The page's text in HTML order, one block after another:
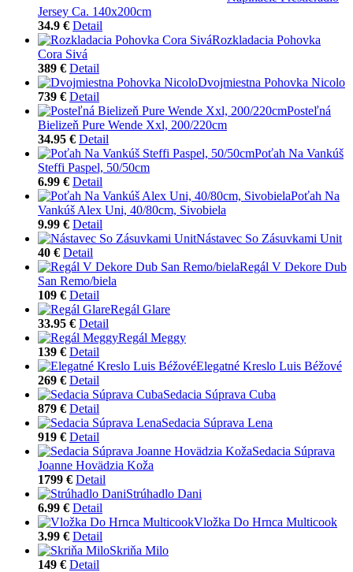
Jersey Ca. 140x200cm
34.9 € Detail
Rozkladacia Pohovka
Cora Sivá
389 € Detail
Dvojmiestna Pohovka Nicolo
739 € Detail
Posteľná
Bielizeň Pure Wende Xxl, 200/220cm
34.95 € Detail
Poťah Na Vankúš
Steffi Paspel, 50/50cm
6.99 € Detail
Poťah Na
Vankúš Alex Uni, 40/80cm, Sivobiela
9.99 € Detail
Nástavec So Zásuvkami Unit
40 € Detail
Regál V Dekore Dub
San Remo/biela
109 € Detail
Regál Glare
33.95 € Detail
Regál Meggy
139 € Detail
Elegatné Kreslo Luis Béžové
269 € Detail
Sedacia Súprava Cuba
879 € Detail
Sedacia Súprava Lena
919 € Detail
Sedacia Súprava
Joanne Hovädzia Koža
1799 € Detail
Strúhadlo Dani
6.99 € Detail
Vložka Do Hrnca Multicook
3.99 € Detail
Skriňa Milo
149 € Detail